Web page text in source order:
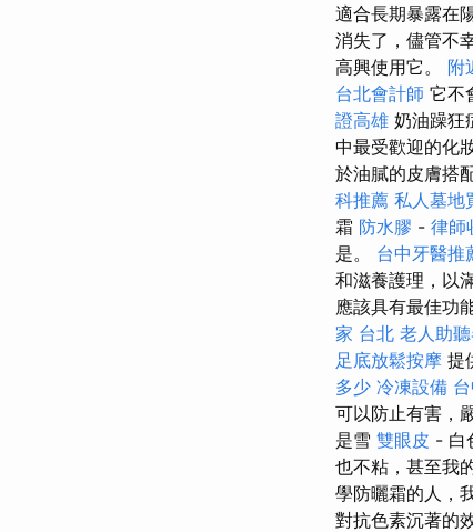
適合長期暴露在
消失了，儘管不
高興使用它。 附
台北會計師 它不
證高雄 奶油躁狂
中最受歡迎的化
於油膩的皮膚搭
科推薦 私人墓地
霜 防水膠 - 律師
是。 台中牙醫推
和滋養護理，以
應該具有最佳功
家 台北 老人助
足底放鬆按摩 提
多少 冷凍設備
可以防止有害，
是雪 雙眼皮 - 白
也不粘，甚至我
學防曬霜的人，
對抗色素沉著的